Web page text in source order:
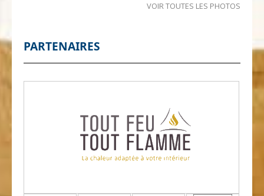
VOIR TOUTES LES PHOTOS
PARTENAIRES